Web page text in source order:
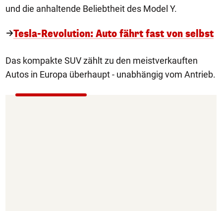
und die anhaltende Beliebtheit des Model Y.
Tesla-Revolution: Auto fährt fast von selbst
Das kompakte SUV zählt zu den meistverkauften
Autos in Europa überhaupt - unabhängig vom Antrieb.